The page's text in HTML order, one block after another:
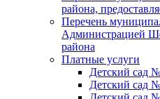
района,
Перечень
Администрацией
района
Платные услуги
Детский сад
Детский сад